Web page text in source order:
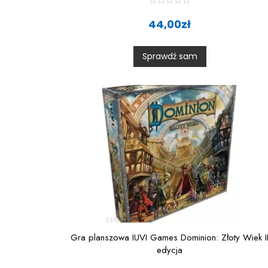
t
0
o
u
t
5
44,00zł
Sprawdź sam
Gra planszowa IUVI Games Dominion: Złoty Wiek II
edycja